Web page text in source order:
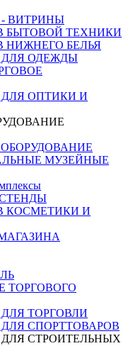
ВИТРИНЫ
БЫТОВОЙ ТЕХНИКИ
НИЖНЕГО БЕЛЬЯ
ДЛЯ ОДЕЖДЫ
ОПТИКИ И
МУЗЕЙНЫЕ
КОСМЕТИКИ И
ТОРГОВОГО
ТОРГОВЛИ
СПОРТТОВАРОВ
СТРОИТЕЛЬНЫХ